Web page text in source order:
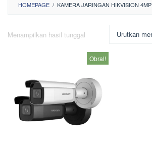
HOMEPAGE / KAMERA JARINGAN HIKVISION 4MP
Menampilkan hasil tunggal
Obral!